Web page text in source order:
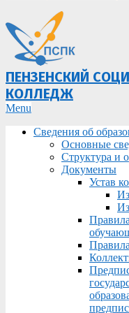
ПЕНЗЕНСКИЙ
КОЛЛЕДЖ
Primary
Menu
Menu
Сведения об
Основные
Структура и
Документы
Устав